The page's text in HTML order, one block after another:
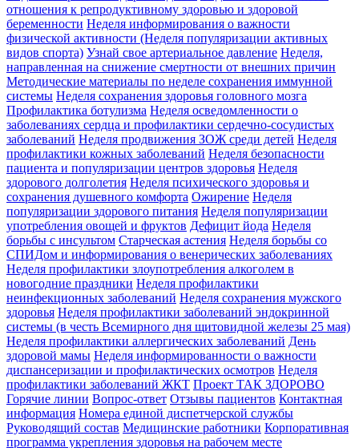
отношения к репродуктивному здоровью и здоровой
беременности Неделя информирования о важности
физической активности (Неделя популяризации активных
видов спорта) Узнай свое артериальное давление Неделя,
направленная на снижение смертности от внешних причин
Методические материалы по неделе сохранения иммунной
системы Неделя сохранения здоровья головного мозга
Профилактика ботулизма Неделя осведомленности о
заболеваниях сердца и профилактики сердечно-сосудистых
заболеваний Неделя продвижения ЗОЖ среди детей Неделя
профилактики кожных заболеваний Неделя безопасности
пациента и популяризации центров здоровья Неделя
здорового долголетия Неделя психического здоровья и
сохранения душевного комфорта Ожирение Неделя
популяризации здорового питания Неделя популяризации
употребления овощей и фруктов Дефицит йода Неделя
борьбы с инсультом Старческая астения Неделя борьбы со
СПИДом и информирования о венерических заболеваниях
Неделя профилактики злоупотребления алкоголем в
новогодние праздники Неделя профилактики
неинфекционных заболеваний Неделя сохранения мужского
здоровья Неделя профилактики заболеваний эндокринной
системы (в честь Всемирного дня щитовидной железы 25 мая)
Неделя профилактики аллергических заболеваний День
здоровой мамы Неделя информированности о важности
диспансеризации и профилактических осмотров Неделя
профилактики заболеваний ЖКТ Проект ТАК ЗДОРОВО
Горячие линии Вопрос-ответ Отзывы пациентов Контактная
информация Номера единой диспетчерской службы
Руководящий состав Медицинские работники Корпоративная
программа укрепления здоровья на рабочем месте